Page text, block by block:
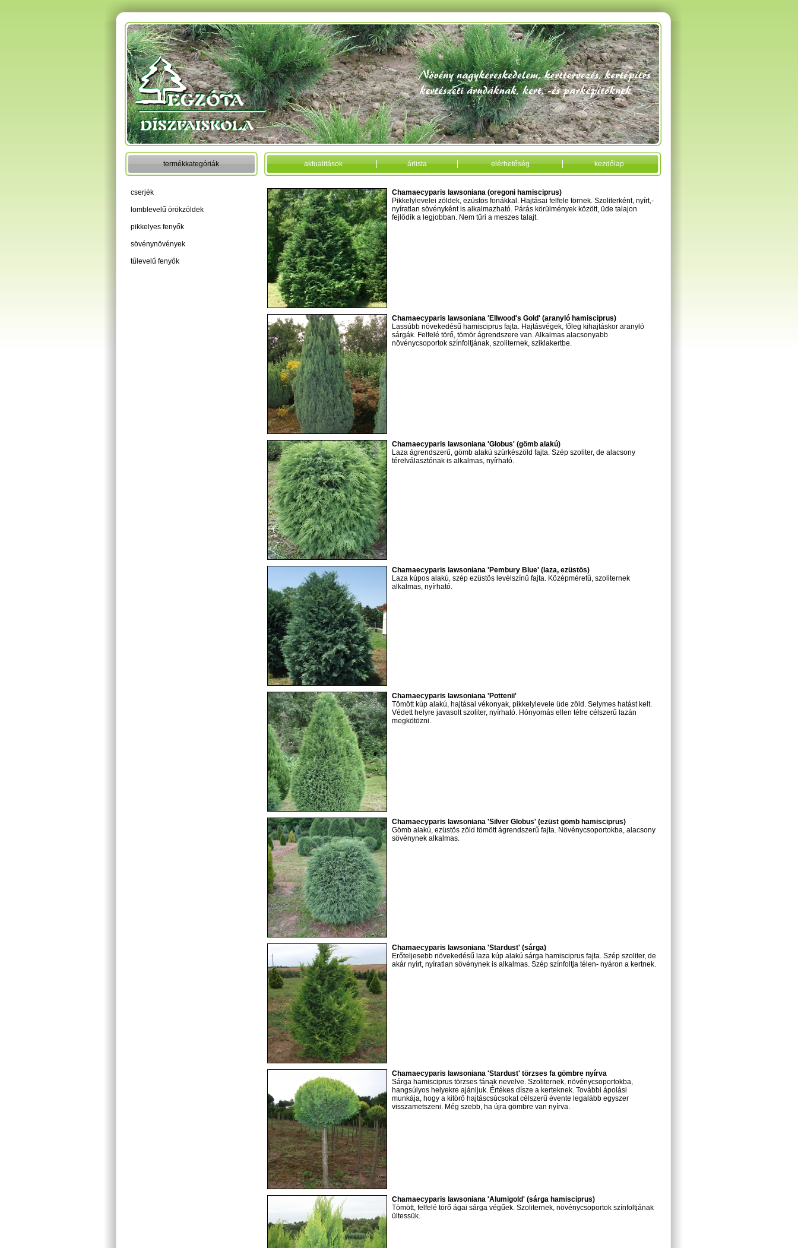
termékkategóriák
cserjék
lomblevelű örökzöldek
pikkelyes fenyők
sövénynövények
tűlevelű fenyők
aktualitások árlista elérhetőség kezdőlap
Chamaecyparis lawsoniana (oregoni hamisciprus)
Pikkelylevelei zöldek, ezüstös fonákkal. Hajtásai felfele törnek. Szoliterként, nyírt,-
nyíratlan sövényként is alkalmazható. Párás körülmények között, üde talajon
fejlődik a legjobban. Nem tűri a meszes talajt.
Chamaecyparis lawsoniana 'Ellwood's Gold' (aranyló hamisciprus)
Lassúbb növekedésű hamisciprus fajta. Hajtásvégek, főleg kihajtáskor aranyló
sárgák. Felfelé törő, tömör ágrendszere van. Alkalmas alacsonyabb
növénycsoportok színfoltjának, szoliternek, sziklakertbe.
Chamaecyparis lawsoniana 'Globus' (gömb alakú)
Laza ágrendszerű, gömb alakú szürkészöld fajta. Szép szoliter, de alacsony
térelválasztónak is alkalmas, nyírható.
Chamaecyparis lawsoniana 'Pembury Blue' (laza, ezüstös)
Laza kúpos alakú, szép ezüstös levélszínű fajta. Középméretű, szoliternek
alkalmas, nyírható.
Chamaecyparis lawsoniana 'Pottenii'
Tömött kúp alakú, hajtásai vékonyak, pikkelylevele üde zöld. Selymes hatást kelt.
Védett helyre javasolt szoliter, nyírható. Hónyomás ellen télre célszerű lazán
megkötözni.
Chamaecyparis lawsoniana 'Silver Globus' (ezüst gömb hamisciprus)
Gömb alakú, ezüstös zöld tömött ágrendszerű fajta. Növénycsoportokba, alacsony
sövénynek alkalmas.
Chamaecyparis lawsoniana 'Stardust' (sárga)
Erőteljesebb növekedésű laza kúp alakú sárga hamisciprus fajta. Szép szoliter, de
akár nyírt, nyíratlan sövénynek is alkalmas. Szép színfoltja télen- nyáron a kertnek.
Chamaecyparis lawsoniana 'Stardust' törzses fa gömbre nyírva
Sárga hamisciprus törzses fának nevelve. Szoliternek, növénycsoportokba,
hangsúlyos helyekre ajánljuk. Értékes dísze a kerteknek. További ápolási
munkája, hogy a kitörő hajtáscsúcsokat célszerű évente legalább egyszer
visszametszeni. Még szebb, ha újra gömbre van nyírva.
Chamaecyparis lawsoniana 'Alumigold' (sárga hamisciprus)
Tömött, felfelé törő ágai sárga végűek. Szoliternek, növénycsoportok színfoltjának
ültessük.